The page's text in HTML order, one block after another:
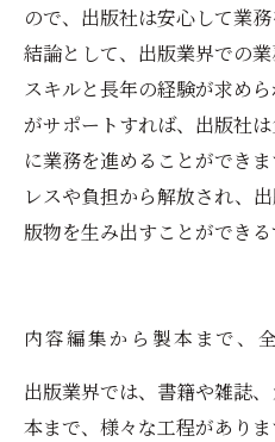
ので、出版社は安心して業務
結論として、出版業界での
スキルと長年の経験が求め
がサポートすれば、出版社
に業務を進めることができ
レスや負担から解放され、
版物を生み出すことができる
内容編集から製本まで、
出版業界では、書籍や雑誌
本まで、様々な工程がありま